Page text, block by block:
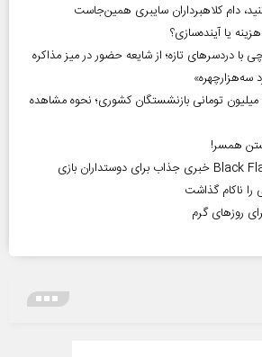
دام کلاهبرداران سایبری همین‌جاست
یا آینده‌سازی؟
دردسر‌های تازه؛ از شایعه حضور در میز مذاکره
سه‌هزارچهره»
استعلام وام ضروری ۷۵ میلیون تومانی بازنشستگان کشوری؛ نحوه مشاهده
همسر!
ناکام گذاشت
روز‌های گرم